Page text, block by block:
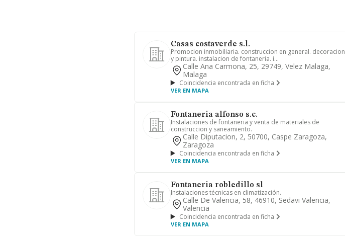
Casas costaverde s.l.
Promocion inmobiliaria. construccion en general. decoracion
y pintura. instalacion de fontaneria. i...
Calle Ana Carmona, 25, 29749, Velez Malaga,
Malaga
Coincidencia encontrada en ficha
VER EN MAPA
Fontaneria alfonso s.c.
Instalaciones de fontaneria y venta de materiales de
construccion y saneamiento.
Calle Diputacion, 2, 50700, Caspe Zaragoza,
Zaragoza
Coincidencia encontrada en ficha
VER EN MAPA
Fontaneria robledillo sl
Instalaciones técnicas en climatización.
Calle De Valencia, 58, 46910, Sedavi Valencia,
Valencia
Coincidencia encontrada en ficha
VER EN MAPA